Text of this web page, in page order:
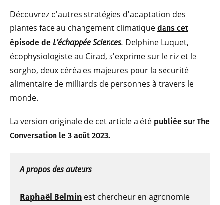
Découvrez d'autres stratégies d'adaptation des
plantes face au changement climatique dans cet
épisode de L'échappée Sciences. Delphine Luquet,
écophysiologiste au Cirad, s'exprime sur le riz et le
sorgho, deux céréales majeures pour la sécurité
alimentaire de milliards de personnes à travers le
monde.
La version originale de cet article a été publiée sur The
Conversation le 3 août 2023.
A propos des auteurs
Raphaël Belmin est chercheur en agronomie